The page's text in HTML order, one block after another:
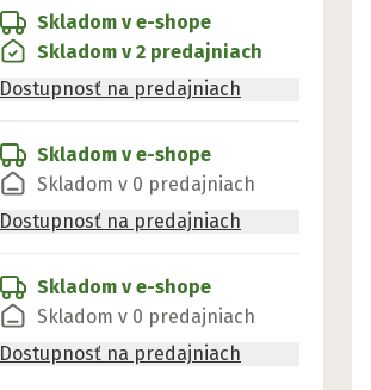
Skladom v e-shope
Skladom v 2 predajniach
Dostupnosť na predajniach
Skladom v e-shope
Skladom v 0 predajniach
Dostupnosť na predajniach
Skladom v e-shope
Skladom v 0 predajniach
Dostupnosť na predajniach